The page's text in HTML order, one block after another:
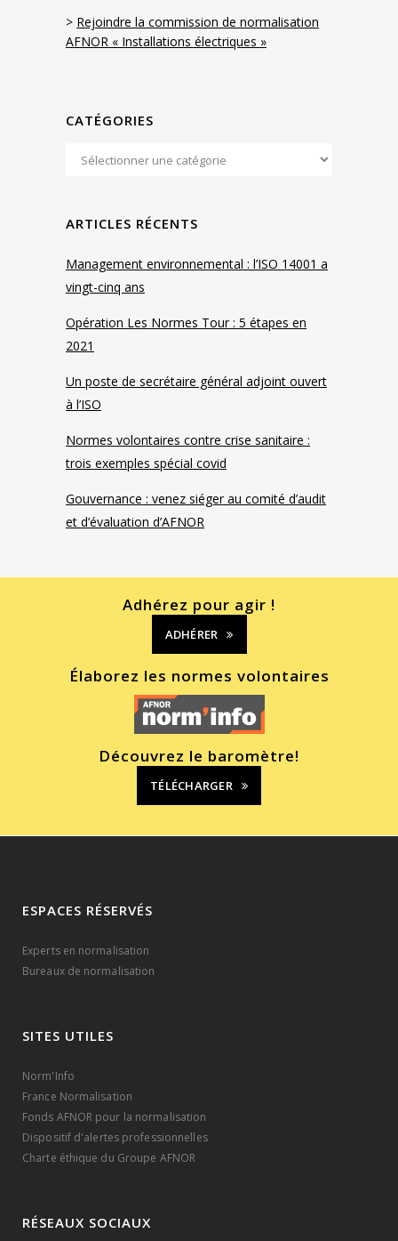
> Rejoindre la commission de normalisation
AFNOR « Installations électriques »
CATÉGORIES
ARTICLES RÉCENTS
Management environnemental : l’ISO 14001 a
vingt-cinq ans
Opération Les Normes Tour : 5 étapes en
2021
Un poste de secrétaire général adjoint ouvert
à l’ISO
Normes volontaires contre crise sanitaire :
trois exemples spécial covid
Gouvernance : venez siéger au comité d’audit
et d’évaluation d’AFNOR
Adhérez pour agir !
ADHÉRER
Élaborez les normes volontaires
Découvrez le baromètre!
TÉLÉCHARGER
ESPACES RÉSERVÉS
Experts en normalisation
Bureaux de normalisation
SITES UTILES
Norm'Info
France Normalisation
Fonds AFNOR pour la normalisation
Dispositif d'alertes professionnelles
Charte éthique du Groupe AFNOR
RÉSEAUX SOCIAUX